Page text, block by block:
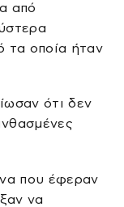
από
τα οποία ήταν
ότι δεν
που έφεραν
να